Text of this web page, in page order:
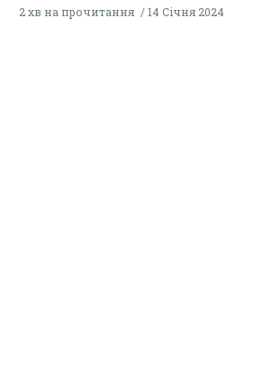
2 хв на прочитання 14 Січня 2024